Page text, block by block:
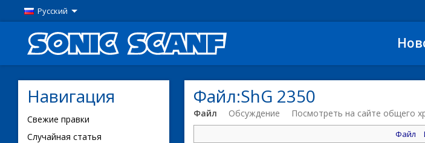
Русский
Навигация
Свежие правки
Случайная статья
Файл:ShG 2350
Файл Обсуждение Посмотреть на сайте общего
Файл